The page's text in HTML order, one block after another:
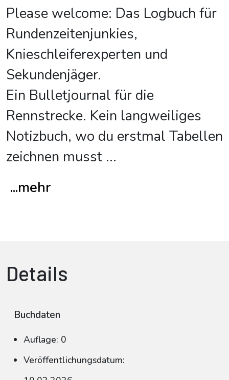
Please welcome: Das Logbuch für
Rundenzeitenjunkies,
Knieschleiferexperten und
Sekundenjäger.
Ein Bulletjournal für die
Rennstrecke. Kein langweiliges
Notizbuch, wo du erstmal Tabellen
zeichnen musst ...
...mehr
Details
Buchdaten
Auflage: 0
Veröffentlichungsdatum: